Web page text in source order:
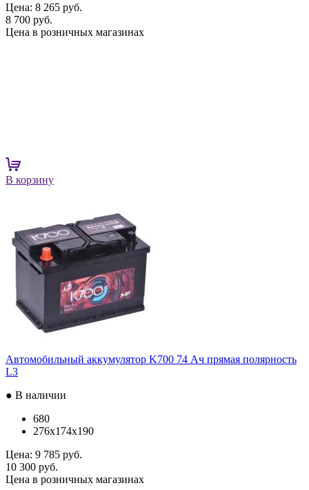
Цена: 8 265 руб.
8 700 руб.
Цена в розничных магазинах
В корзину
Автомобильный аккумулятор K700 74 Ач прямая полярность
L3
● В наличии
680
276x174x190
Цена: 9 785 руб.
10 300 руб.
Цена в розничных магазинах